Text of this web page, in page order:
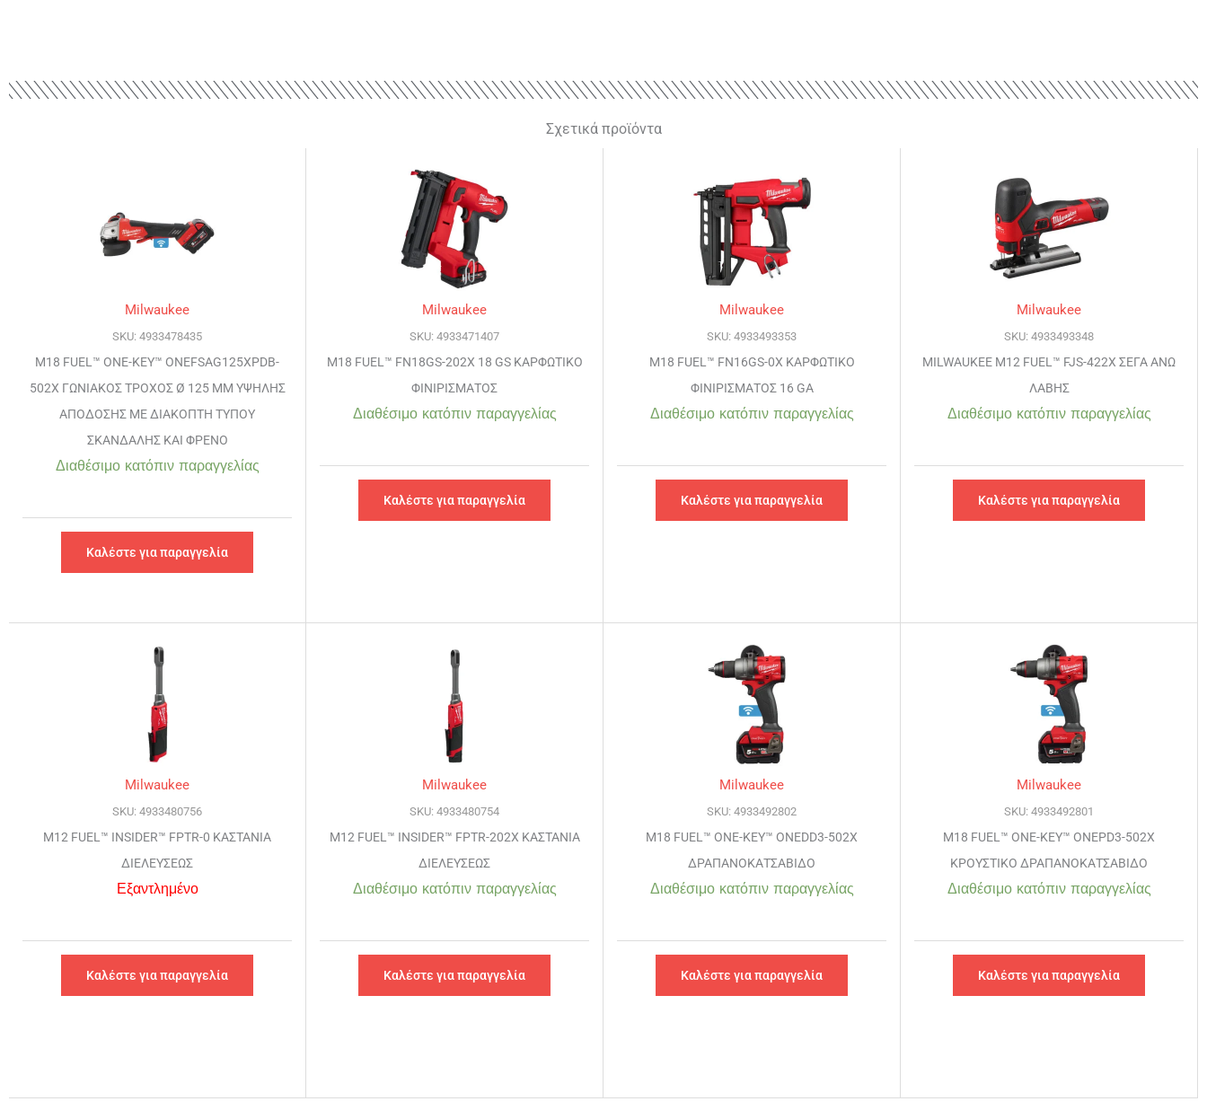
Σχετικά προϊόντα
Milwaukee
SKU: 4933478435
M18 FUEL™ ONE-KEY™ ONEFSAG125XPDB-
502X ΓΩΝΙΑΚΟΣ ΤΡΟΧΟΣ Ø 125 MM ΥΨΗΛΗΣ
ΑΠΟΔΟΣΗΣ ΜΕ ΔΙΑΚΟΠΤΗ ΤΥΠΟΥ
ΣΚΑΝΔΑΛΗΣ ΚΑΙ ΦΡΕΝΟ
Διαθέσιμο κατόπιν παραγγελίας
Καλέστε για παραγγελία
Milwaukee
SKU: 4933471407
M18 FUEL™ FN18GS-202X 18 GS ΚΑΡΦΩΤΙΚΟ
ΦΙΝΙΡΙΣΜΑΤΟΣ
Διαθέσιμο κατόπιν παραγγελίας
Καλέστε για παραγγελία
Milwaukee
SKU: 4933493353
M18 FUEL™ FN16GS-0X ΚΑΡΦΩΤΙΚΟ
ΦΙΝΙΡΙΣΜΑΤΟΣ 16 GA
Διαθέσιμο κατόπιν παραγγελίας
Καλέστε για παραγγελία
Milwaukee
SKU: 4933493348
MILWAUKEE M12 FUEL™ FJS-422X ΣΕΓΑ ΑΝΩ
ΛΑΒΗΣ
Διαθέσιμο κατόπιν παραγγελίας
Καλέστε για παραγγελία
Milwaukee
SKU: 4933480756
M12 FUEL™ INSIDER™ FPTR-0 ΚΑΣΤΑΝΙΑ
ΔΙΕΛΕΥΣΕΩΣ
Εξαντλημένο
Καλέστε για παραγγελία
Milwaukee
SKU: 4933480754
M12 FUEL™ INSIDER™ FPTR-202X ΚΑΣΤΑΝΙΑ
ΔΙΕΛΕΥΣΕΩΣ
Διαθέσιμο κατόπιν παραγγελίας
Καλέστε για παραγγελία
Milwaukee
SKU: 4933492802
M18 FUEL™ ONE-KEY™ ONEDD3-502X
ΔΡΑΠΑΝΟΚΑΤΣΑΒΙΔO
Διαθέσιμο κατόπιν παραγγελίας
Καλέστε για παραγγελία
Milwaukee
SKU: 4933492801
M18 FUEL™ ONE-KEY™ ONEPD3-502X
ΚΡΟΥΣΤΙΚΟ ΔΡΑΠΑΝΟΚΑΤΣΑΒΙΔΟ
Διαθέσιμο κατόπιν παραγγελίας
Καλέστε για παραγγελία